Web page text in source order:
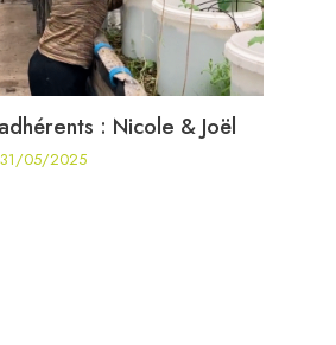
: Nicole & Joël
31/05/2025